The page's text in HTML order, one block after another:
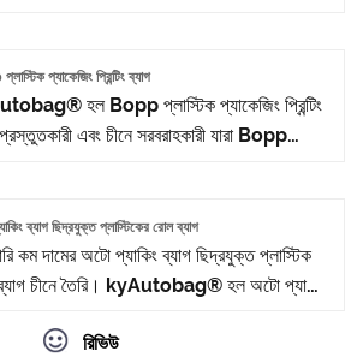
প্যাকেজিং প্রিন্টিং ব্যাগ
হল Bopp প্লাস্টিক প্যাকেজিং প্রিন্টিং
এবং চীনে সরবরাহকারী যারা Bopp
ব্যাগ ছিদ্রযুক্ত প্লাস্টিকের রোল ব্যাগ
কম দামের অটো প্যাকিং ব্যাগ ছিদ্রযুক্ত প্লাস্টিক
চীনে তৈরি। kyAutobag® হল অটো প্যাকিং
রিভিউ